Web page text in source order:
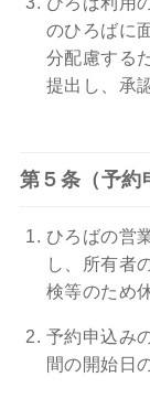
のひろばに
分配慮する
提出し、承
第５条（予約
ひろばの営
し、所有者
検等のため
予約申込み
間の開始日